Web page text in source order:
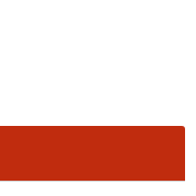
tỷ lệ 1:24